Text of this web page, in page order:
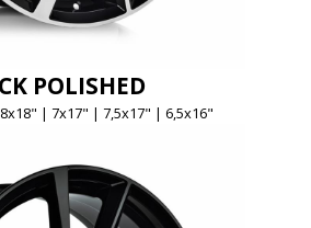
POLISHED
| 7x17" | 7,5x17" | 6,5x16"